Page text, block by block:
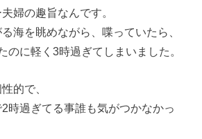
婦の趣旨なんです。
海を眺めながら、喋っていたら、
のに軽く3時過ぎてしまいました。
的で、
時過ぎてる事誰も気がつかなかっ